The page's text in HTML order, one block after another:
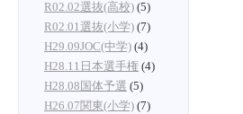
R02.02選抜(高校) (5)
R02.01選抜(小学) (7)
H29.09JOC(中学) (4)
H28.11日本選手権 (4)
H28.08国体予選 (5)
H26.07関東(小学) (7)